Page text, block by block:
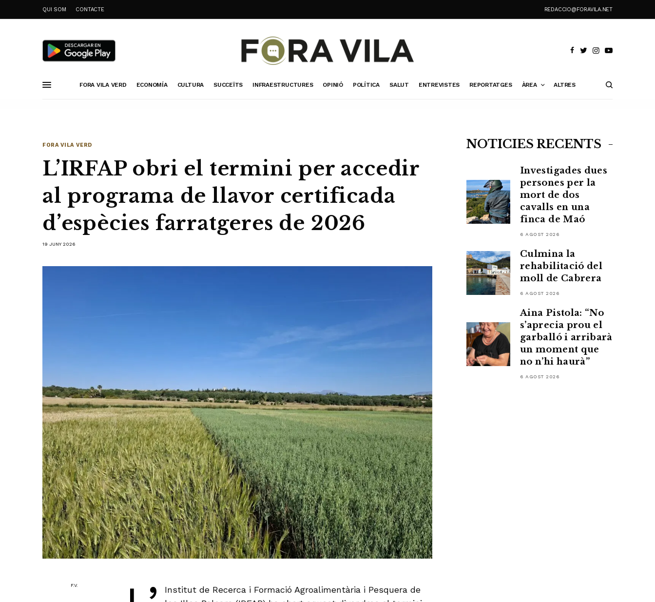
QUI SOM CONTACTE REDACCIO@FORAVILA.NET
FORA VILA VERD ECONOMÍA CULTURA SUCCEÏTS INFRAESTRUCTURES OPINIÓ POLÍTICA SALUT ENTREVISTES REPORTATGES ÀREA ALTRES
FORA VILA VERD
L’IRFAP obri el termini per accedir
al programa de llavor certificada
d’espècies farratgeres de 2026
19 JUNY 2026
F.V.
Institut de Recerca i Formació Agroalimentària i Pesquera de
NOTÍCIES RECENTS
Investigades dues
persones per la
mort de dos
cavalls en una
finca de Maó
6 AGOST 2026
Culmina la
rehabilitació del
moll de Cabrera
6 AGOST 2026
Aina Pistola: “No
s’aprecia prou el
garballó i arribarà
un moment que
no n’hi haurà”
6 AGOST 2026